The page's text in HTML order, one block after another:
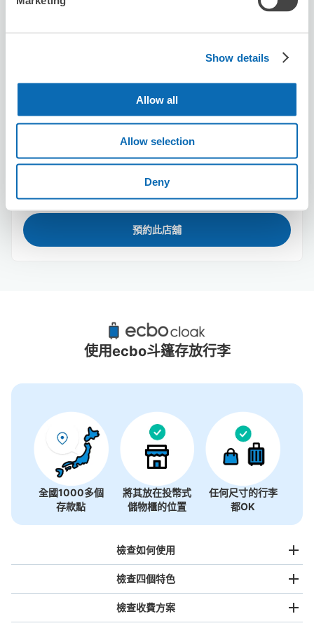
Show details
Allow all
Allow selection
Deny
本日營業時間
可保管的行李數
手提包尺寸:2
利用可能時間
8/11二
預約此店舖
大分故鄉百貨店Tokiwa附近推薦的寄物櫃
4個投幣式置物櫃
使用ecbo斗篷存放行李
全國1000多個
存款點
將其放在投幣式
儲物櫃的位置
任何尺寸的行李
都OK
檢查如何使用
檢查四個特色
檢查收費方案